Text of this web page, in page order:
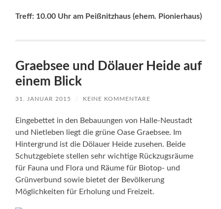
Treff: 10.00 Uhr am Peißnitzhaus (ehem. Pionierhaus)
Graebsee und Dölauer Heide auf
einem Blick
31. JANUAR 2015 / KEINE KOMMENTARE
Eingebettet in den Bebauungen von Halle-Neustadt
und Nietleben liegt die grüne Oase Graebsee. Im
Hintergrund ist die Dölauer Heide zusehen. Beide
Schutzgebiete stellen sehr wichtige Rückzugsräume
für Fauna und Flora und Räume für Biotop- und
Grünverbund sowie bietet der Bevölkerung
Möglichkeiten für Erholung und Freizeit.